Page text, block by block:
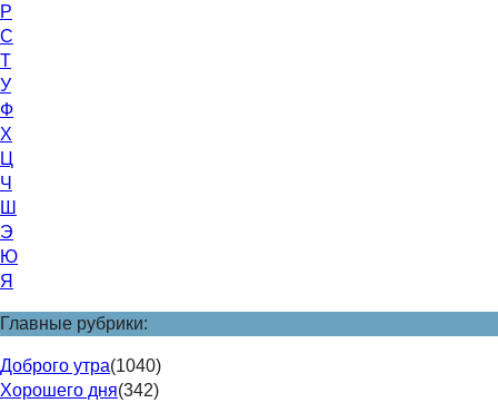
Р
С
Т
У
Ф
Х
Ц
Ч
Ш
Э
Ю
Я
Главные рубрики:
Доброго утра(1040)
Хорошего дня(342)